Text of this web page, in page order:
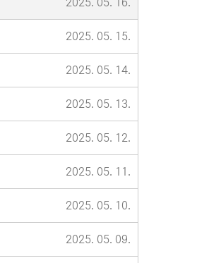
2025. 05. 16.
2025. 05. 15.
2025. 05. 14.
2025. 05. 13.
2025. 05. 12.
2025. 05. 11.
2025. 05. 10.
2025. 05. 09.